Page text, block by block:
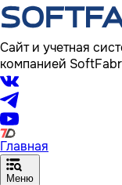
Сайт и учетная
компанией
Главная
Меню